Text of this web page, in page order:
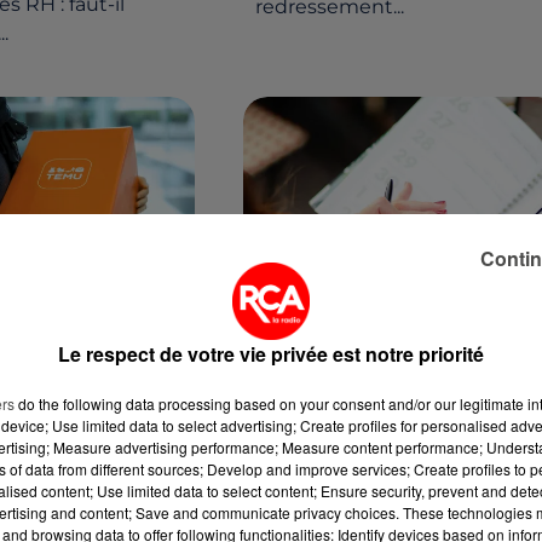
redressement...
MOITIÉ DES
appelle les
à la plus
face aux
de e-commerce
bilan publié ce
28 avril 2026
JOURS FÉRIÉS ET PONTS :
QUELLES SONT LES RÈGLES
Le mois de mai approche et
avec lui, son habituelle série
jours fériés. Entre l’exception
du 1er-Mai et les conditions
d'ancienneté pour le
Le respect de votre vie privée est notre priorité
do the following data processing based on your consent and/or our legitimate
Use limited data to select advertising; Create profiles for personalised
Measure advertising performance; Measure content performance;
of data from different sources; Develop and improve services; Create profiles to
content; Use limited data to select content; Ensure security, prevent and
and content; Save and communicate privacy choices. These technologies
browsing data to offer following functionalities: Identify devices based on